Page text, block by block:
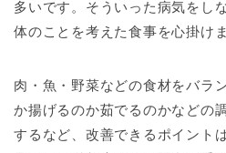
多いです。そういった病気をし
体のことを考えた食事を心掛け
肉・魚・野菜などの食材をバラ
か揚げるのか茹でるのかなどの
するなど、改善できるポイント